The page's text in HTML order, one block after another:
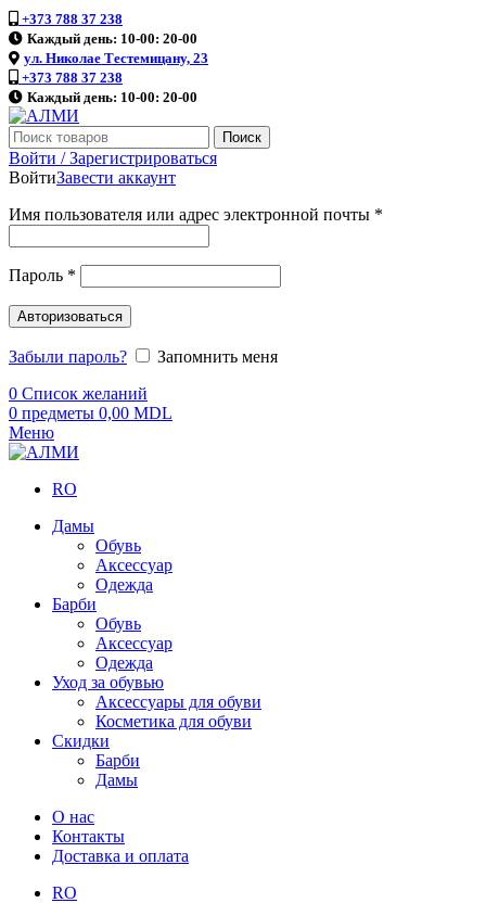
+373 788 37 238
Каждый день: 10-00: 20-00
ул. Николае Тестемицану, 23
+373 788 37 238
Каждый день: 10-00: 20-00
Поиск
Войти / Зарегистрироваться
ВойтиЗавести аккаунт
Имя пользователя или адрес электронной почты *
Пароль *
Авторизоваться
Забыли пароль?
Запомнить меня
0 Список желаний
0 предметы 0,00 MDL
Меню
RO
Дамы
Обувь
Аксессуар
Одежда
Барби
Обувь
Аксессуар
Одежда
Уход за обувью
Аксессуары для обуви
Косметика для обуви
Скидки
Барби
Дамы
О нас
Контакты
Доставка и оплата
RO